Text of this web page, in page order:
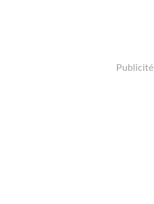
Publicité